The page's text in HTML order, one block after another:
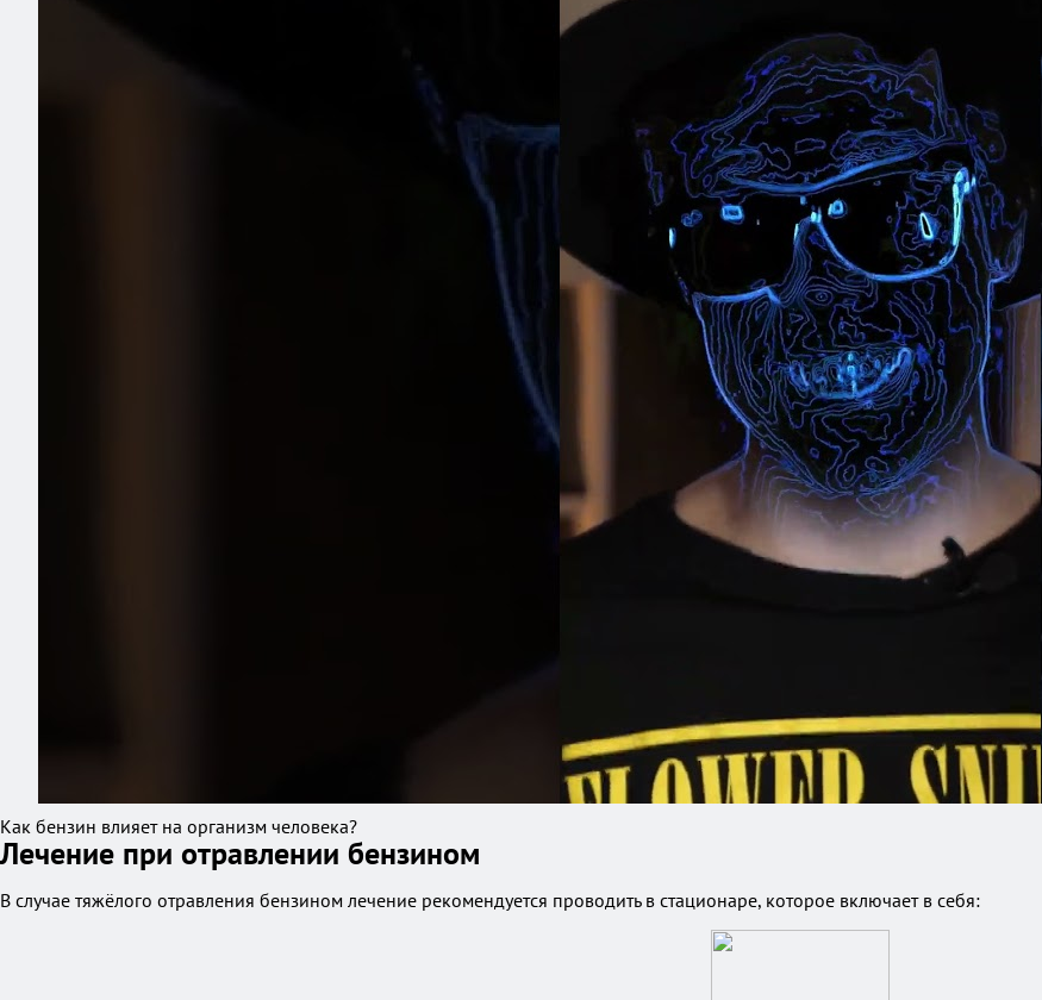
Как бензин влияет на организм человека?
Лечение при отравлении бензином
В случае тяжёлого отравления бензином лечение рекомендуется проводить в стационаре, которое включает в себя: